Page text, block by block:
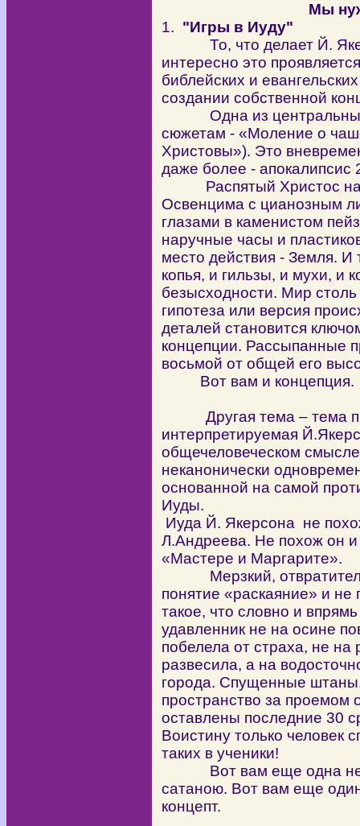
Мы
1. "Игры в Иуду"
То, что делает Й.
интересно это
библейских и
создании собственной
Одна из центральных
сюжетам - «Моление о
Христовы»). Это
даже более - апокалипсис
Распятый Христос
Освенцима с цианозным
глазами в каменистом
наручные часы и
место действия - Земля. И
копья, и гильзы, и мухи, и
безысходности. Мир
гипотеза или версия
деталей становится
концепции. Рассыпанные
восьмой от общей его
Вот вам и концепция.
Другая тема – тема
интерпретируемая
общечеловеческом
неканонически
основанной на самой
Иуды.
Иуда Й. Якерсона не
Л.Андреева. Не похож он
«Мастере и Маргарите».
Мерзкий,
понятие «раскаяние» и
такое, что словно и
удавленник не на осине
побелела от страха, не на
развесила, а на
города. Спущенные
пространство за проемом
оставлены последние 30
Воистину только человек
таких в ученики!
Вот вам еще одна
сатаною. Вот вам еще
концепт.